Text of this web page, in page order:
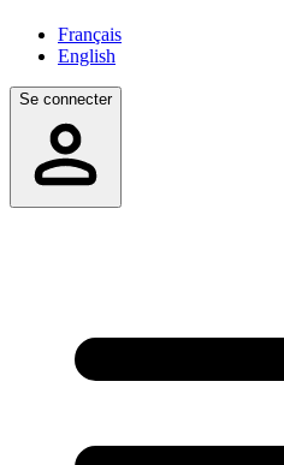
Français
English
Se connecter